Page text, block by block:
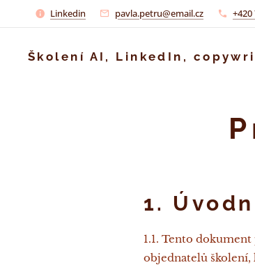
Linkedin pavla.petru@email.cz +420
Školení AI, LinkedIn,
1.
1.1. Tento
objednatelů